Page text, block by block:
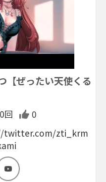
【ぜったい天使くる
0回
0
twitter.com/zti_krm